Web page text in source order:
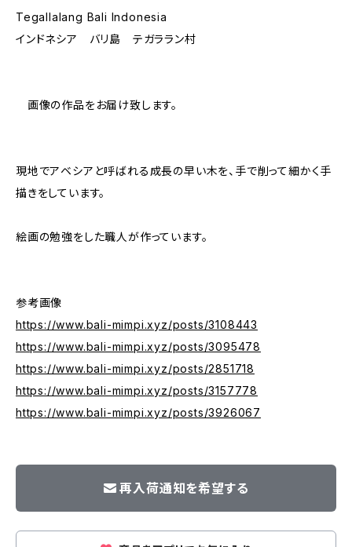
Tegallalang Bali Indonesia
インドネシア バリ島 テガララン村
画像の作品をお届け致します。
現地でアベシアと呼ばれる成長の早い木を、手で削って細かく手
描きをしています。
絵画の勉強をした職人が作っています。
参考画像
https://www.bali-mimpi.xyz/posts/3108443
https://www.bali-mimpi.xyz/posts/3095478
https://www.bali-mimpi.xyz/posts/2851718
https://www.bali-mimpi.xyz/posts/3157778
https://www.bali-mimpi.xyz/posts/3926067
再入荷通知を希望する